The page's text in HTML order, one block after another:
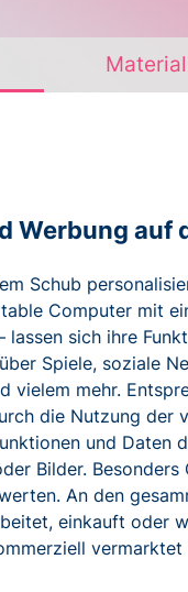
Werbung auf
Schub
Computer mit
sich ihre
Spiele, soziale
vielem mehr.
die Nutzung der
und Daten
Bilder.
An den
einkauft oder